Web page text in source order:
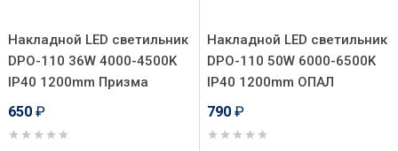
Накладной LED светильник
DPO-110 36W 4000-4500K
IP40 1200mm Призма
650 ₽
Накладной LED светильник
DPO-110 50W 6000-6500K
IP40 1200mm ОПАЛ
790 ₽